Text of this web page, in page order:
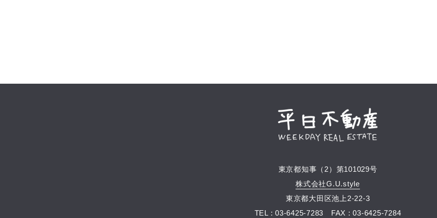
東京都知事（2）第101029号
株式会社G.U.style
東京都大田区池上2-22-3
TEL : 03-6425-7283 FAX : 03-6425-7284